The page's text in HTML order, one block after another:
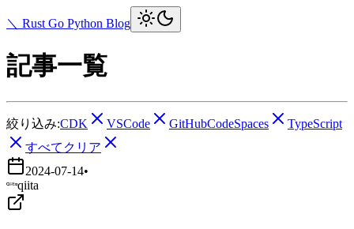
＼ Rust Go Python Blog
記事一覧
絞り込み:CDK VSCode GitHubCodeSpaces
TypeScript
すべてクリア
2024-07-14•
qiita